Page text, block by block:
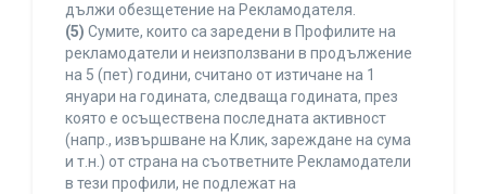
дължи обезщетение на Рекламодателя.
(5) Сумите, които са заредени в Профилите на
рекламодатели и неизползвани в продължение
на 5 (пет) години, считано от изтичане на 1
януари на годината, следваща годината, през
която е осъществена последната активност
(напр., извършване на Клик, зареждане на сума
и т.н.) от страна на съответните Рекламодатели
в тези профили, не подлежат на